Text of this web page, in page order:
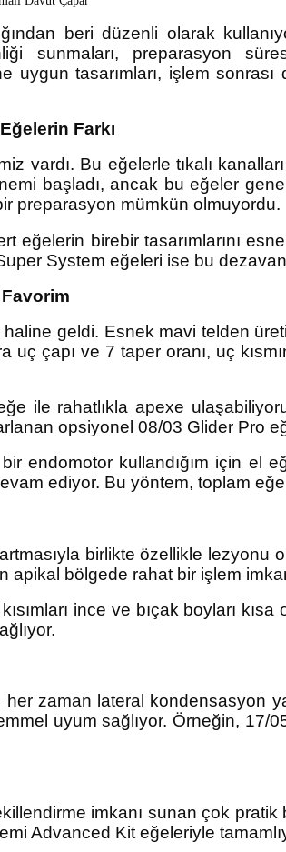
beri düzenli olarak
sunmaları, preparasyon
uygun tasarımları, işlem
Farkı
vardı. Bu eğelerle tıkalı
başladı, ancak bu eğeler
preparasyon mümkün olmuyordu.
eğelerin birebir tasarımlarını
System eğeleri ise bu
geldi. Esnek mavi telden
çapı ve 7 taper oranı, uç
ile rahatlıkla apexe
opsiyonel 08/03 Glider Pro
endomotor kullandığım için el
ediyor. Bu yöntem, toplam eğe
birlikte özellikle
bölgede rahat bir işlem
ince ve bıçak boyları
zaman lateral kondensasyon
uyum sağlıyor. Örneğin,
imkanı sunan çok
Advanced Kit eğeleriyle